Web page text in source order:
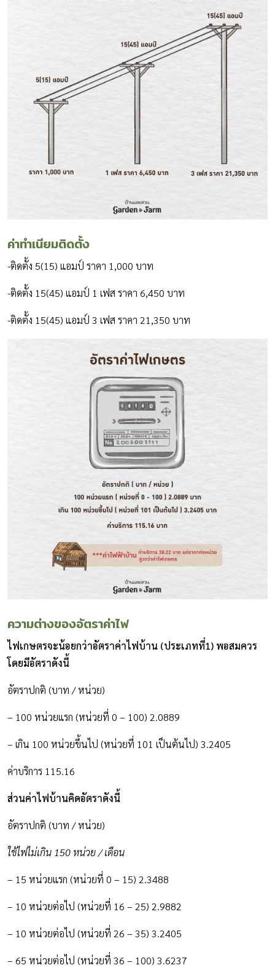
ค่าทำเนียมติดตั้ง
-ติดตั้ง 5(15) แอมป์ ราคา 1,000 บาท
-ติดตั้ง 15(45) แอมป์ 1 เฟส ราคา 6,450 บาท
-ติดตั้ง 15(45) แอมป์ 3 เฟส ราคา 21,350 บาท
ความต่างของอัตราค่าไฟ
ไฟเกษตรจะน้อยกว่าอัตราค่าไฟบ้าน (ประเภทที่1) พอสมควร
โดยมีอัตราดังนี้
อัตราปกติ (บาท / หน่วย)
– 100 หน่วยแรก (หน่วยที่ 0 – 100) 2.0889
– เกิน 100 หน่วยขึ้นไป (หน่วยที่ 101 เป็นต้นไป) 3.2405
ค่าบริการ 115.16
ส่วนค่าไฟบ้านคิดอัตราดังนี้
อัตราปกติ (บาท / หน่วย)
ใช้ไฟไม่เกิน 150 หน่วย / เดือน
– 15 หน่วยแรก (หน่วยที่ 0 – 15) 2.3488
– 10 หน่วยต่อไป (หน่วยที่ 16 – 25) 2.9882
– 10 หน่วยต่อไป (หน่วยที่ 26 – 35) 3.2405
– 65 หน่วยต่อไป (หน่วยที่ 36 – 100) 3.6237